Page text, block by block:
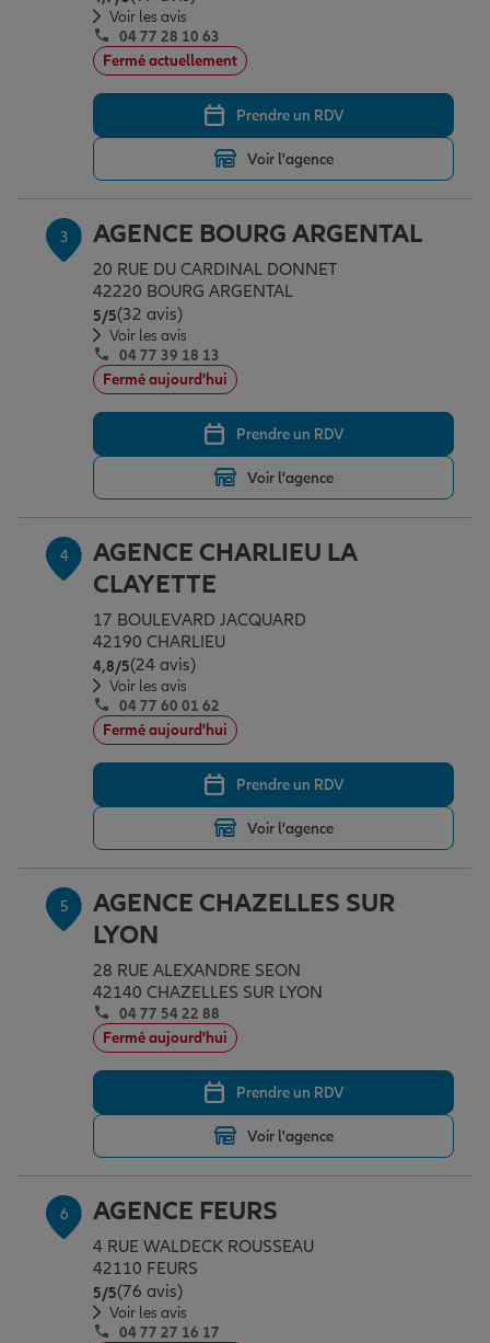
Garantie des accidents de la vie
Protection juridique
Retraite
Tous nos devis d'assurance
Voir les avis
04 77 28 10 63
Fermé actuellement
Prendre un RDV
Voir l'agence
3 AGENCE BOURG ARGENTAL
20 RUE DU CARDINAL DONNET
42220 BOURG ARGENTAL
5/5Note de 5 sur 5
(32 avis)
Voir les avis
04 77 39 18 13
Fermé aujourd'hui
Prendre un RDV
Voir l'agence
4
AGENCE CHARLIEU LA
CLAYETTE
17 BOULEVARD JACQUARD
42190 CHARLIEU
4,8/5Note de 4.8 sur 5
(24 avis)
Voir les avis
04 77 60 01 62
Fermé aujourd'hui
Prendre un RDV
Voir l'agence
5
AGENCE CHAZELLES SUR
LYON
28 RUE ALEXANDRE SEON
42140 CHAZELLES SUR LYON
04 77 54 22 88
Fermé aujourd'hui
Prendre un RDV
Voir l'agence
6 AGENCE FEURS
4 RUE WALDECK ROUSSEAU
42110 FEURS
5/5Note de 5 sur 5
(76 avis)
Voir les avis
04 77 27 16 17